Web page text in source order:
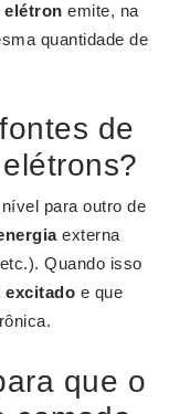
elétron emite, na
quantidade de
de
para outro de
externa
Quando isso
excitado e que
que o